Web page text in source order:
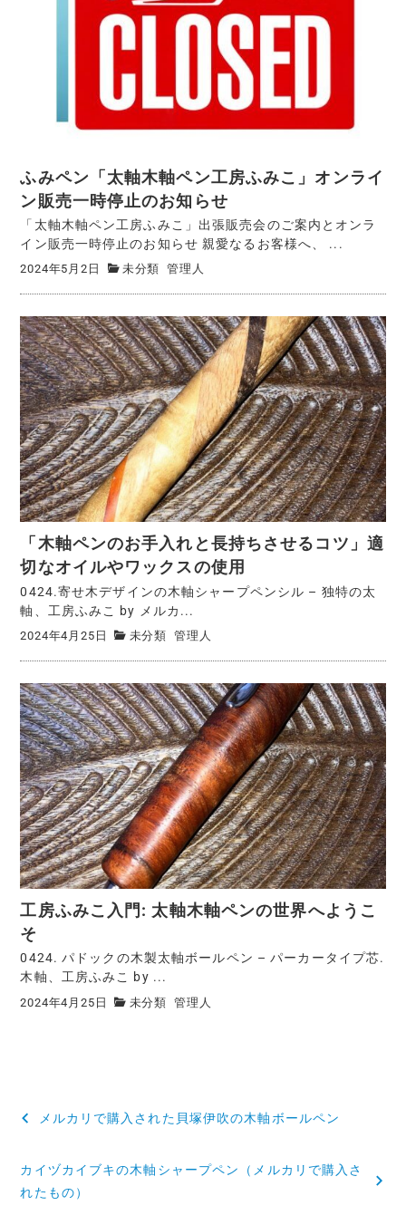
ふみペン「太軸木軸ペン工房ふみこ」オンライ
ン販売一時停止のお知らせ
「太軸木軸ペン工房ふみこ」出張販売会のご案内とオンラ
イン販売一時停止のお知らせ 親愛なるお客様へ、 ...
2024年5月2日 未分類 管理人
「木軸ペンのお手入れと長持ちさせるコツ」適
切なオイルやワックスの使用
0424.寄せ木デザインの木軸シャープペンシル – 独特の太
軸、工房ふみこ by メルカ...
2024年4月25日 未分類 管理人
工房ふみこ入門: 太軸木軸ペンの世界へようこ
そ
0424. パドックの木製太軸ボールペン – パーカータイプ芯.
木軸、工房ふみこ by ...
2024年4月25日 未分類 管理人
メルカリで購入された貝塚伊吹の木軸ボールペン
カイヅカイブキの木軸シャープペン（メルカリで購入さ
れたもの）